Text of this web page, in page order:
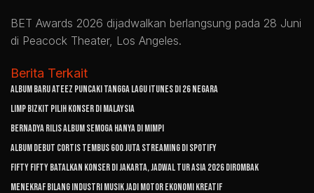
BET Awards 2026 dijadwalkan berlangsung pada 28 Juni
di Peacock Theater, Los Angeles.
Berita Terkait
Album Baru ATEEZ Puncaki Tangga Lagu iTunes di 26 Negara
Limp Bizkit Pilih Konser di Malaysia
Bernadya Rilis Album Semoga Hanya di Mimpi
Album Debut CORTIS Tembus 600 Juta Streaming di Spotify
FIFTY FIFTY Batalkan Konser di Jakarta, Jadwal Tur Asia 2026 Dirombak
Menekraf Bilang Industri Musik Jadi Motor Ekonomi Kreatif